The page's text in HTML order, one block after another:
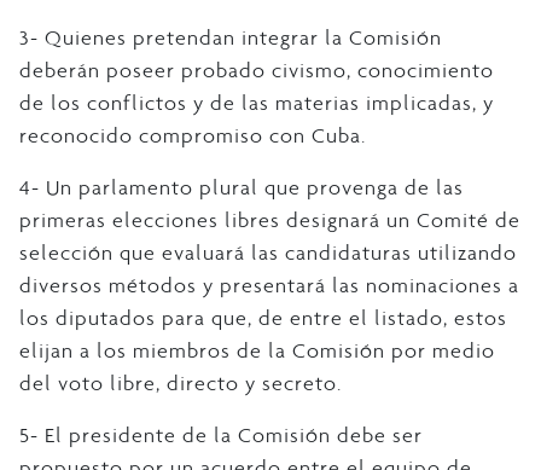
3- Quienes pretendan integrar la Comisión
deberán poseer probado civismo, conocimiento
de los conflictos y de las materias implicadas, y
reconocido compromiso con Cuba.
4- Un parlamento plural que provenga de las
primeras elecciones libres designará un Comité de
selección que evaluará las candidaturas utilizando
diversos métodos y presentará las nominaciones a
los diputados para que, de entre el listado, estos
elijan a los miembros de la Comisión por medio
del voto libre, directo y secreto.
5- El presidente de la Comisión debe ser